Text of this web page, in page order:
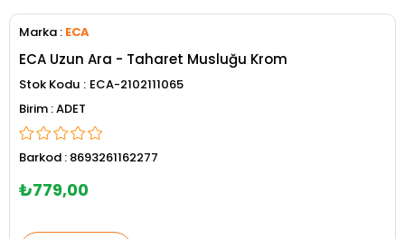
Marka : ECA
ECA Uzun Ara - Taharet Musluğu Krom
Stok Kodu
ECA-2102111065
ADET
Barkod : 8693261162277
₺779,00